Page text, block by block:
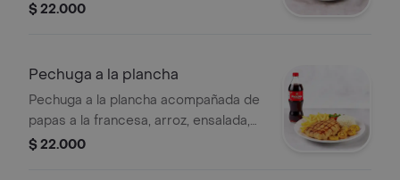
$ 22.000
Pechuga a la plancha
Pechuga a la plancha acompañada de
papas a la francesa, arroz, ensalada,
maduro y una botella de Postobón.
$ 22.000